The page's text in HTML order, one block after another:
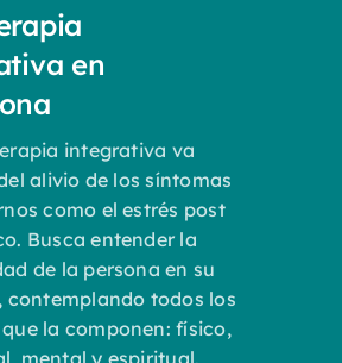
en
integrativa va
alivio de los síntomas
como el estrés post
Busca entender la
de la persona en su
contemplando todos los
la componen: físico,